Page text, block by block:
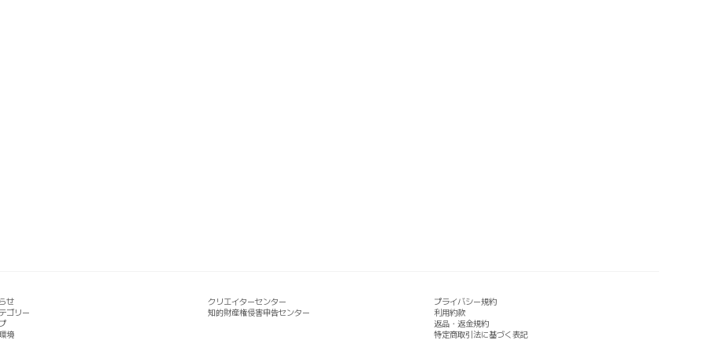
せ
ゴリー
境
クリエイターセンター
知的財産権侵害申告センター
プライバシー規約
利用約款
返品・返金規約
特定商取引法に基づく表記